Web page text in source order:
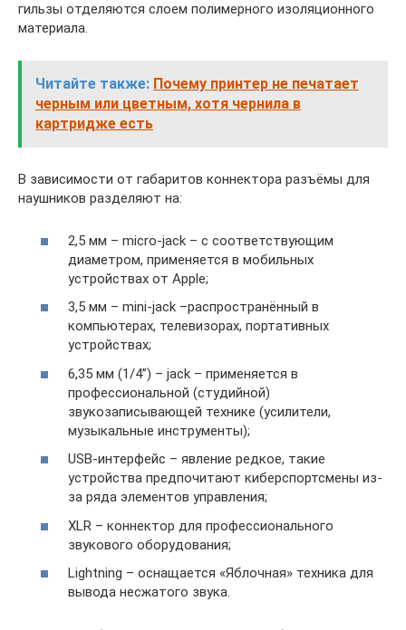
гильзы отделяются слоем полимерного изоляционного
материала.
Читайте также: Почему принтер не печатает
черным или цветным, хотя чернила в
картридже есть
В зависимости от габаритов коннектора разъёмы для
наушников разделяют на:
2,5 мм – micro-jack – с соответствующим
диаметром, применяется в мобильных
устройствах от Apple;
3,5 мм – mini-jack –распространённый в
компьютерах, телевизорах, портативных
устройствах;
6,35 мм (1/4”) – jack – применяется в
профессиональной (студийной)
звукозаписывающей технике (усилители,
музыкальные инструменты);
USB-интерфейс – явление редкое, такие
устройства предпочитают киберспортсмены из-
за ряда элементов управления;
XLR – коннектор для профессионального
звукового оборудования;
Lightning – оснащается «Яблочная» техника для
вывода несжатого звука.